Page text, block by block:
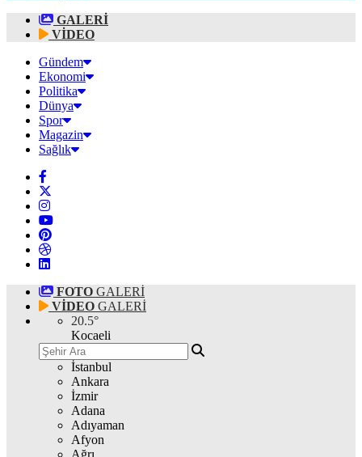
GALERİ
VİDEO
Gündem
Ekonomi
Politika
Dünya
Spor
Magazin
Sağlık
FOTO GALERİ
VİDEO GALERİ
20.5°
Kocaeli
İstanbul
Ankara
İzmir
Adana
Adıyaman
Afyon
Ağrı